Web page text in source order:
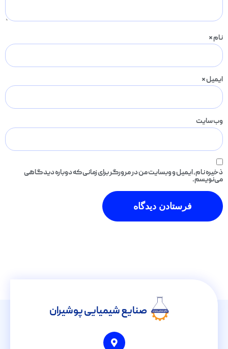
نام*
ایمیل*
وب‌ سایت
ذخیره نام، ایمیل و وبسایت من در مرورگر برای زمانی که دوباره دیدگاهی
می‌نویسم.
صنایع شیمیایی پوشیران